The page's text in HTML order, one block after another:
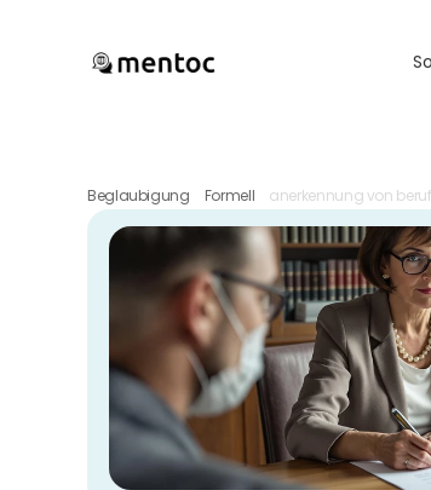
Beglaubigung Formell anerkennung von